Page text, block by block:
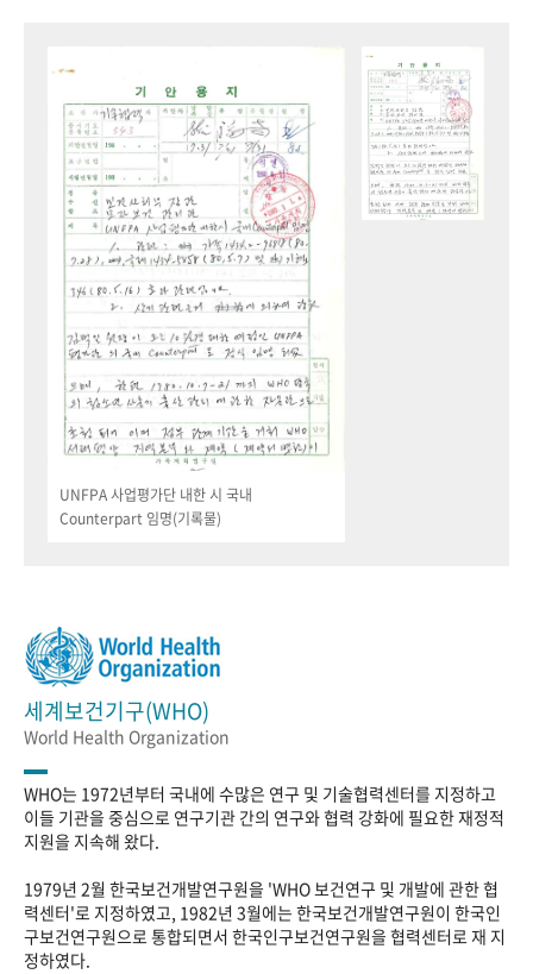
UNFPA 사업평가단 내한 시 국내
Counterpart 임명(기록물)
세계보건기구(WHO)
World Health Organization
WHO는 1972년부터 국내에 수많은 연구 및 기술협력센터를 지정하고
이들 기관을 중심으로 연구기관 간의 연구와 협력 강화에 필요한 재정적
지원을 지속해 왔다.
1979년 2월 한국보건개발연구원을 'WHO 보건연구 및 개발에 관한 협
력센터'로 지정하였고, 1982년 3월에는 한국보건개발연구원이 한국인
구보건연구원으로 통합되면서 한국인구보건연구원을 협력센터로 재 지
정하였다.